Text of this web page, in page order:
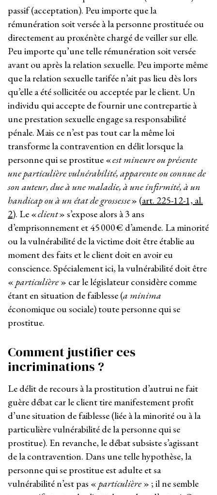
passif (acceptation). Peu importe que la
rémunération soit versée à la personne prostituée ou
directement au proxénète chargé de veiller sur elle.
Peu importe qu’une telle rémunération soit versée
avant ou après la relation sexuelle. Peu importe même
que la relation sexuelle tarifée n’ait pas lieu dès lors
qu’elle a été sollicitée ou acceptée par le client. Un
individu qui accepte de fournir une contrepartie à
une prestation sexuelle engage sa responsabilité
pénale. Mais ce n’est pas tout car la même loi
transforme la contravention en délit lorsque la
personne qui se prostitue «est mineure ou présente
une particulière vulnérabilité, apparente ou connue de
son auteur, due à une maladie, à une infirmité, à un
handicap ou à un état de grossesse» (art. 225-12-1, al.
2). Le «client» s’expose alors à 3 ans
d’emprisonnement et 45 000 € d’amende. La minorité
ou la vulnérabilité de la victime doit être établie au
moment des faits et le client doit en avoir eu
conscience. Spécialement ici, la vulnérabilité doit être
« particulière» car le législateur considère comme
étant en situation de faiblesse (a minima
économique ou sociale) toute personne qui se
prostitue.
Comment justifier ces
incriminations ?
Le délit de recours à la prostitution d’autrui ne fait
guère débat car le client tire manifestement profit
d’une situation de faiblesse (liée à la minorité ou à la
particulière vulnérabilité de la personne qui se
prostitue). En revanche, le débat subsiste s’agissant
de la contravention. Dans une telle hypothèse, la
personne qui se prostitue est adulte et sa
vulnérabilité n’est pas « particulière» ; il ne semble